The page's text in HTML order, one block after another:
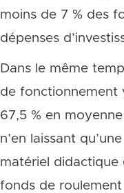
moins de 7 % des
dépenses
Dans le même
de fonctionnement
67,5 % en
n’en laissant
matériel didactique
fonds de